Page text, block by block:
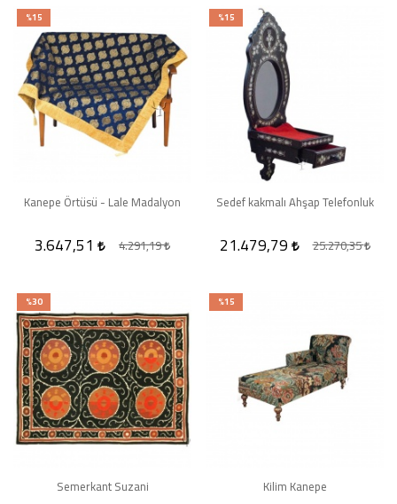
Kanepe Örtüsü - Lale Madalyon
%15
3.647,51 4.291,19
Sedef kakmalı Ahşap Telefonluk
%15
21.479,79 25.270,35
Semerkant Suzani
%30
Kilim Kanepe
%15